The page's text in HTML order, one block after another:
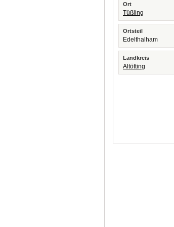
Ort
Tüßling
Ortsteil
Edelthalham
Landkreis
Altötting